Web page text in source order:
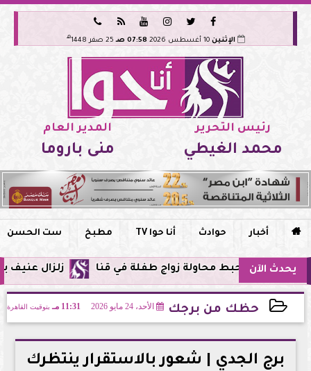






الإثنين 07:58 صـ 25 صفر 1448 هـ
رئيس التحرير
محمد الغيطي
المدير العام
منى باروما
 أخبار حوادث أنا حوا TV مطبخ ست الحسن
يحدث الآن زلزال عنيف بقوة 7 درجات يضرب سواحل الفلبين وحزام النار يهتز من جديد محاولة زواج طفلة في قنا
حظك من برجك الأحد، 24 مايو 2026 11:31 مـ بتوقيت القاهرة
2026-05-24 23:31:20
برج الجدي | شعور بالاستقرار ينتظرك